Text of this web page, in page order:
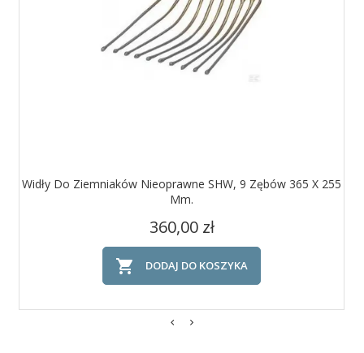
Widły Do Ziemniaków Nieoprawne SHW, 9 Zębów 365 X 255
Mm.
Cena
360,00 zł
 DODAJ DO KOSZYKA